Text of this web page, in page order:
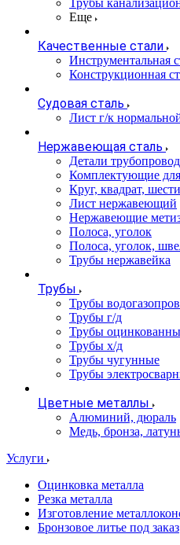
Трубы
Еще
Качественные стали
Инструментальная
Конструкционная
Судовая сталь
Лист г/к
Нержавеющая сталь
Детали
Комплектующие
Круг, квадрат,
Лист нержавеющий
Нержавеющие
Полоса, уголок
Полоса, уголок,
Трубы нержавейка
Трубы
Трубы
Трубы г/д
Трубы
Трубы х/д
Трубы чугунные
Трубы
Цветные металлы
Алюминий, дюраль
Медь, бронза,
Услуги
Оцинковка металла
Резка металла
Изготовление
Бронзовое литье под заказ